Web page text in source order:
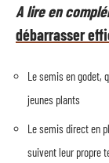
A lire en
débarrasser
Le semis en godet,
jeunes plants
Le semis direct en
suivent leur propre